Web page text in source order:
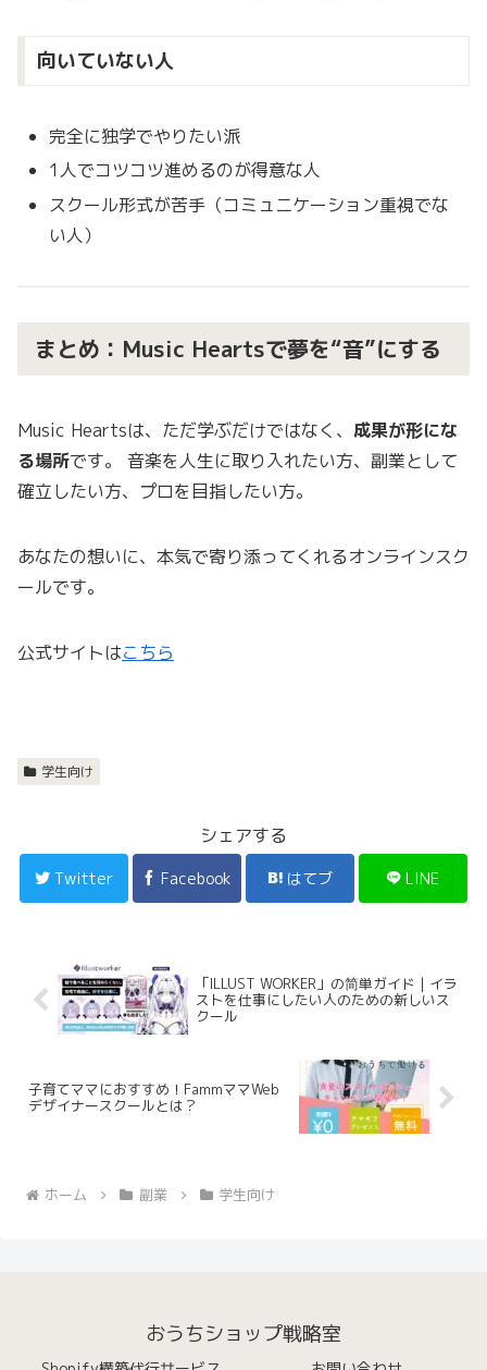
向いていない人
完全に独学でやりたい派
1人でコツコツ進めるのが得意な人
スクール形式が苦手（コミュニケーション重視でな
い人）
まとめ：Music Heartsで夢を“音”にする
Music Heartsは、ただ学ぶだけではなく、 成果が形にな
る場所です。 音楽を人生に取り入れたい方、副業として
確立したい方、プロを目指したい方。
あなたの想いに、本気で寄り添ってくれるオンラインスク
ールです。
公式サイトはこちら
学生向け
シェアする
Twitter Facebook はてブ LINE
「ILLUST WORKER」の简単ガイド | イラ
ストを仕事にしたい人のための新しいス
クール
子育てママにおすすめ！FammママWeb
デザイナースクールとは？
ホーム 副業 学生向け
おうちショップ戦略室